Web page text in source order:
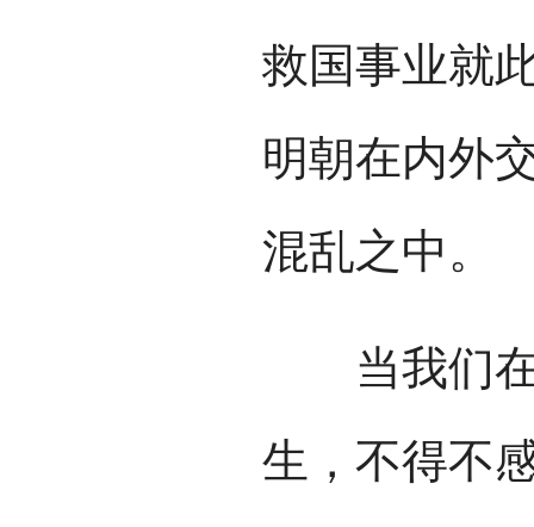
救国事业就
明朝在内外
混乱之中。
当我们在
生，不得不